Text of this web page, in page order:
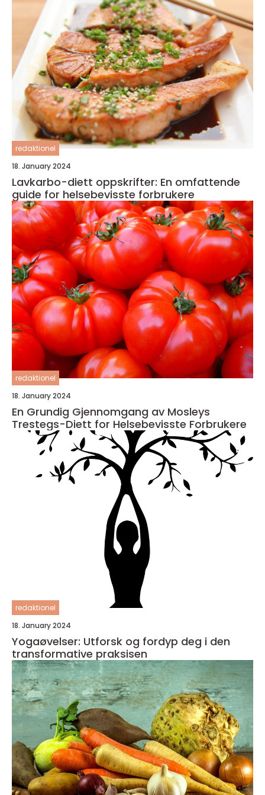
redaktionel
18. January 2024
Lavkarbo-diett oppskrifter: En omfattende
guide for helsebevisste forbrukere
redaktionel
18. January 2024
En Grundig Gjennomgang av Mosleys
Trestegs-Diett for Helsebevisste Forbrukere
redaktionel
18. January 2024
Yogaøvelser: Utforsk og fordyp deg i den
transformative praksisen